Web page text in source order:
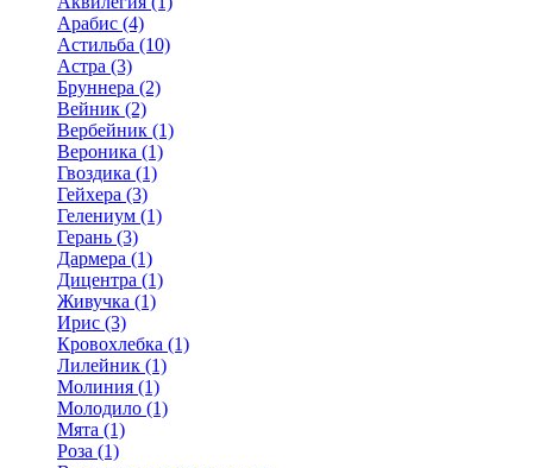
Арабис (4)
Астильба (10)
Астра (3)
Бруннера (2)
Вейник (2)
Вербейник (1)
Вероника (1)
Гвоздика (1)
Гейхера (3)
Гелениум (1)
Герань (3)
Дармера (1)
Дицентра (1)
Живучка (1)
Ирис (3)
Кровохлебка (1)
Лилейник (1)
Молиния (1)
Молодило (1)
Мята (1)
Роза (1)